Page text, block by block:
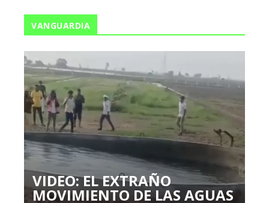
VANGUARDIA
VIDEO: EL EXTRAÑO
MOVIMIENTO DE LAS AGUAS